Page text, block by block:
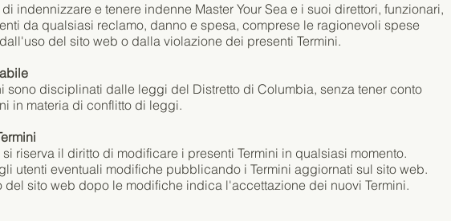
indennizzare e tenere indenne Master Your Sea e i suoi direttori, funzionari,
da qualsiasi reclamo, danno e spesa, comprese le ragionevoli spese
del sito web o dalla violazione dei presenti Termini.
sono disciplinati dalle leggi del Distretto di Columbia, senza tener conto
in materia di conflitto di leggi.
si riserva il diritto di modificare i presenti Termini in qualsiasi momento.
utenti eventuali modifiche pubblicando i Termini aggiornati sul sito web.
del sito web dopo le modifiche indica l'accettazione dei nuovi Termini.